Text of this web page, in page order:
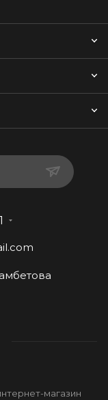
магазин